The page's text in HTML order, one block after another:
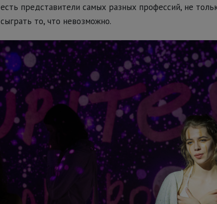
есть представители самых разных профессий, не
сыграть то, что невозможно.